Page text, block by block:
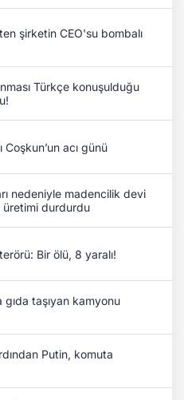
şirketin CEO'su bombalı
Türkçe konuşulduğu
Coşkun’un acı günü
nedeniyle madencilik devi
üretimi durdurdu
Bir ölü, 8 yaralı!
gıda taşıyan kamyonu
Putin, komuta